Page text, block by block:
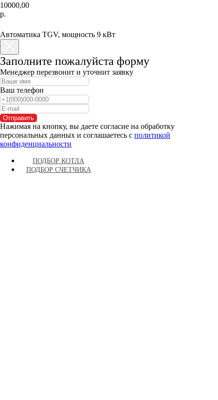
10000,00
р.
Автоматика TGV, мощность 9 кВт
Заполните пожалуйста форму
Менеджер перезвонит и уточнит заявку
Ваш телефон
Отправить
Нажимая на кнопку, вы даете согласие на обработку
персональных данных и соглашаетесь c политикой
конфиденциальности
ПОДБОР КОТЛА
ПОДБОР СЧЕТЧИКА